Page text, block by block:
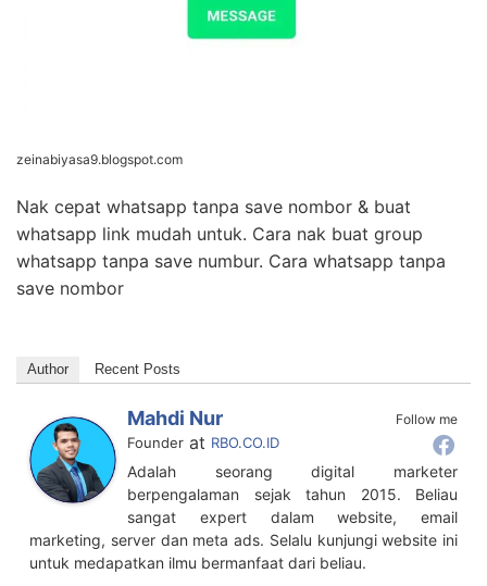
zeinabiyasa9.blogspot.com
Nak cepat whatsapp tanpa save nombor & buat
whatsapp link mudah untuk. Cara nak buat group
whatsapp tanpa save numbur. Cara whatsapp tanpa
save nombor
Author Recent Posts
Follow me
Mahdi Nur
Founder at RBO.CO.ID
Adalah seorang digital marketer
berpengalaman sejak tahun 2015. Beliau
sangat expert dalam website, email
marketing, server dan meta ads. Selalu kunjungi website ini
untuk medapatkan ilmu bermanfaat dari beliau.